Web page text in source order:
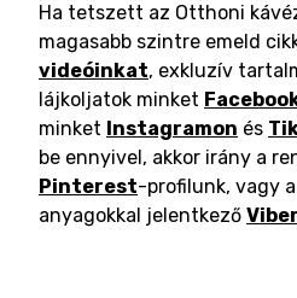
Ha tetszett az Otthoni
magasabb szintre emeld
videóinkat, exkluzív
lájkoljatok minket
minket Instagramon és
be ennyivel, akkor irány a
Pinterest-profilunk, vagy
anyagokkal jelentkező Viber